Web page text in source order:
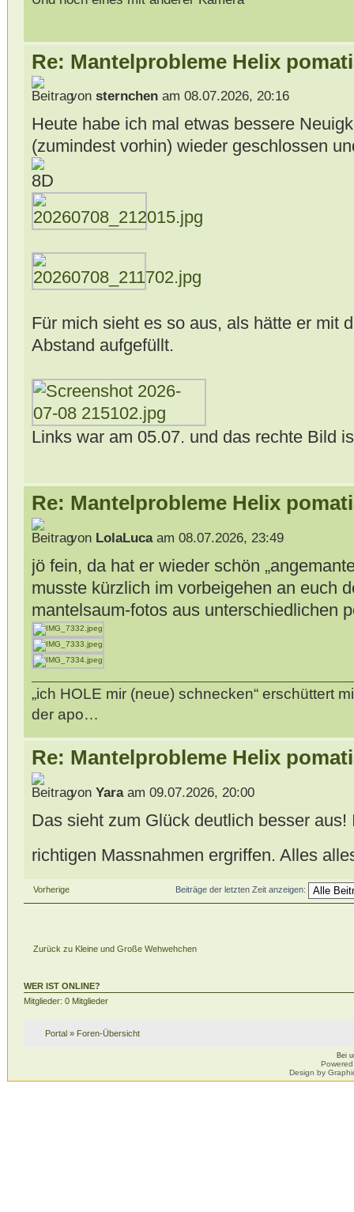
Re: Mantelprobleme Helix
von sternchenam 08.07.2026, 20:16
Heute habe ich mal etwas bessere
(zumindest vorhin) wieder geschlossen
Für mich sieht es so aus, als hätte er mit
Abstand aufgefüllt.
Links war am 05.07. und das rechte Bild
Re: Mantelprobleme Helix
von LolaLucaam 08.07.2026, 23:49
jö fein, da hat er wieder schön
musste kürzlich im vorbeigehen an euch
mantelsaum-fotos aus unterschiedlichen
„ich HOLE mir (neue) schnecken“ erschüttert
der apo…
Re: Mantelprobleme Helix
von Yaraam 09.07.2026, 20:00
Das sieht zum Glück deutlich besser aus!
richtigen Massnahmen ergriffen. Alles
Vorherige Beiträge der letzten Zeit anzeigen:
Zurück zu Kleine und Große Wehwehchen
WER IST ONLINE?
Mitglieder: 0 Mitglieder
Portal » Foren-Übersicht
Bei
Design by